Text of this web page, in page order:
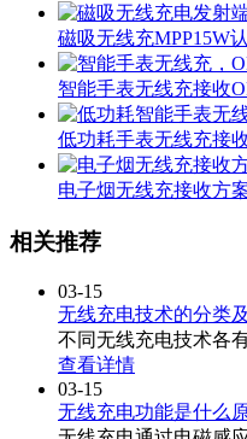
磁吸无线充MPP15W
智能手表无线充接收
低功耗手表无线充接
电子烟无线充接收方
相关推荐
03-15
无线充电技术的分类
不同无线充电技术各
查看详情
03-15
无线充电功能是什么